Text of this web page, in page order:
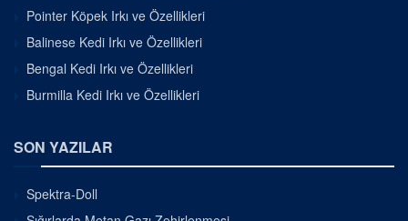
Pointer Köpek Irkı ve Özellikleri
Balinese Kedi Irkı ve Özellikleri
Bengal Kedi Irkı ve Özellikleri
Burmilla Kedi Irkı ve Özellikleri
SON YAZILAR
Spektra-Doll